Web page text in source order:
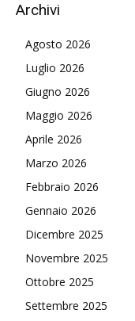
Archivi
Agosto 2026
Luglio 2026
Giugno 2026
Maggio 2026
Aprile 2026
Marzo 2026
Febbraio 2026
Gennaio 2026
Dicembre 2025
Novembre 2025
Ottobre 2025
Settembre 2025